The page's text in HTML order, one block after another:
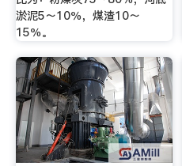
淤泥5～10％，煤渣10～
15％。